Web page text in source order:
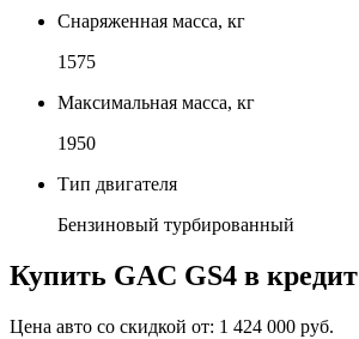
Снаряженная масса, кг
1575
Максимальная масса, кг
1950
Тип двигателя
Бензиновый турбированный
Купить GAC GS4 в кредит
Цена авто со скидкой от: 1 424 000 руб.